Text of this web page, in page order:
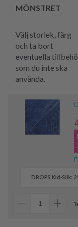
MÖNSTRET
Välj storlek, färg
och ta bort
eventuella
som du inte ska
använda.